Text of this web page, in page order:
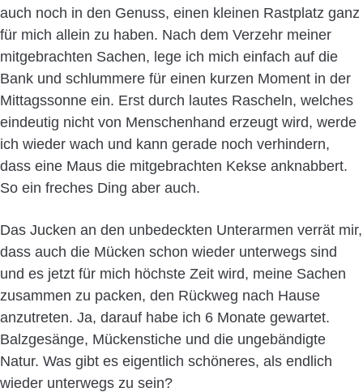
auch noch in den Genuss, einen kleinen Rastplatz ganz
für mich allein zu haben. Nach dem Verzehr meiner
mitgebrachten Sachen, lege ich mich einfach auf die
Bank und schlummere für einen kurzen Moment in der
Mittagssonne ein. Erst durch lautes Rascheln, welches
eindeutig nicht von Menschenhand erzeugt wird, werde
ich wieder wach und kann gerade noch verhindern,
dass eine Maus die mitgebrachten Kekse anknabbert.
So ein freches Ding aber auch.
Das Jucken an den unbedeckten Unterarmen verrät mir,
dass auch die Mücken schon wieder unterwegs sind
und es jetzt für mich höchste Zeit wird, meine Sachen
zusammen zu packen, den Rückweg nach Hause
anzutreten. Ja, darauf habe ich 6 Monate gewartet.
Balzgesänge, Mückenstiche und die ungebändigte
Natur. Was gibt es eigentlich schöneres, als endlich
wieder unterwegs zu sein?